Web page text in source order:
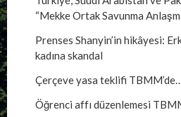
“Mekke Ortak Savunma
Prenses Shanyin’in hikâyesi:
kadına skandal
Çerçeve yasa teklifi
Öğrenci affı düzenlemesi